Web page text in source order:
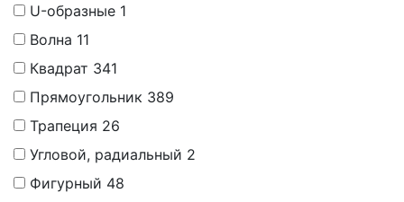
U-образные 1
Волна 11
Квадрат 341
Прямоугольник 389
Трапеция 26
Угловой, радиальный 2
Фигурный 48